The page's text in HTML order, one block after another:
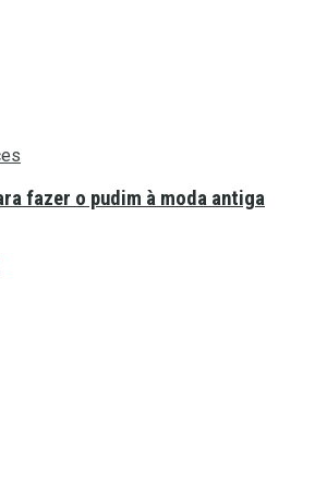
fazer o pudim à moda antiga